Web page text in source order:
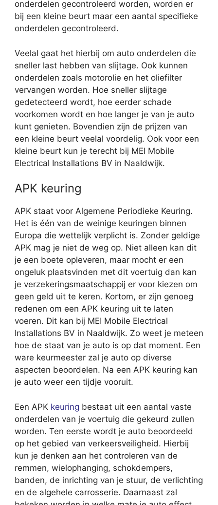
onderdelen gecontroleerd worden, worden er
bij een kleine beurt maar een aantal specifieke
onderdelen gecontroleerd.
Veelal gaat het hierbij om auto onderdelen die
sneller last hebben van slijtage. Ook kunnen
onderdelen zoals motorolie en het oliefilter
vervangen worden. Hoe sneller slijtage
gedetecteerd wordt, hoe eerder schade
voorkomen wordt en hoe langer je van je auto
kunt genieten. Bovendien zijn de prijzen van
een kleine beurt veelal voordelig. Ook voor een
kleine beurt kun je terecht bij MEI Mobile
Electrical Installations BV in Naaldwijk.
APK keuring
APK staat voor Algemene Periodieke Keuring.
Het is één van de weinige keuringen binnen
Europa die wettelijk verplicht is. Zonder geldige
APK mag je niet de weg op. Niet alleen kan dit
je een boete opleveren, maar mocht er een
ongeluk plaatsvinden met dit voertuig dan kan
je verzekeringsmaatschappij er voor kiezen om
geen geld uit te keren. Kortom, er zijn genoeg
redenen om een APK keuring uit te laten
voeren. Dit kan bij MEI Mobile Electrical
Installations BV in Naaldwijk. Zo weet je meteen
hoe de staat van je auto is op dat moment. Een
ware keurmeester zal je auto op diverse
aspecten beoordelen. Na een APK keuring kan
je auto weer een tijdje vooruit.
Een APK keuring bestaat uit een aantal vaste
onderdelen van je voertuig die gekeurd zullen
worden. Ten eerste wordt je auto beoordeeld
op het gebied van verkeersveiligheid. Hierbij
kun je denken aan het controleren van de
remmen, wielophanging, schokdempers,
banden, de inrichting van je stuur, de verlichting
en de algehele carrosserie. Daarnaast zal